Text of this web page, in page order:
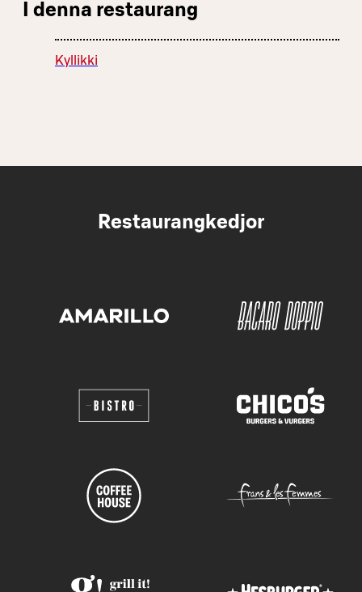
I denna restaurang
Kyllikki
Restaurangkedjor